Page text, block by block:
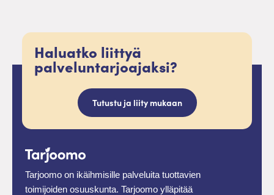
Haluatko liittyä
palveluntarjoajaksi?
Tutustu ja liity mukaan
Tarjoomo on ikäihmisille palveluita tuottavien
toimijoiden osuuskunta. Tarjoomo ylläpitää